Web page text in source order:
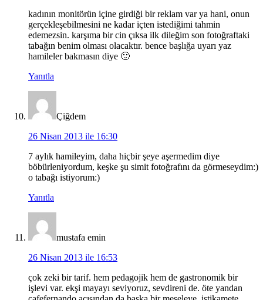
kadının monitörün içine girdiği bir reklam var ya hani, onun
gerçekleşebilmesini ne kadar içten istediğimi tahmin
edemezsin. karşıma bir cin çıksa ilk dileğim son fotoğraftaki
tabağın benim olması olacaktır. bence başlığa uyarı yaz
hamileler bakmasın diye 🙂
Yanıtla
Çiğdem
26 Nisan 2013 ile 16:30
7 aylık hamileyim, daha hiçbir şeye aşermedim diye
böbürleniyordum, keşke şu simit fotoğrafını da görmeseydim:)
o tabağı istiyorum:)
Yanıtla
mustafa emin
26 Nisan 2013 ile 16:53
çok zeki bir tarif. hem pedagojik hem de gastronomik bir
işlevi var. ekşi mayayı seviyoruz, sevdireni de. öte yandan